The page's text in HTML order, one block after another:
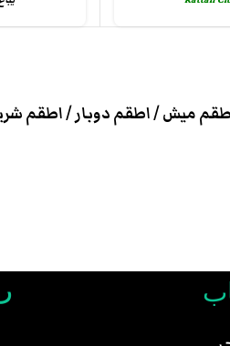
ميش / اطقم دوبار / اطقم